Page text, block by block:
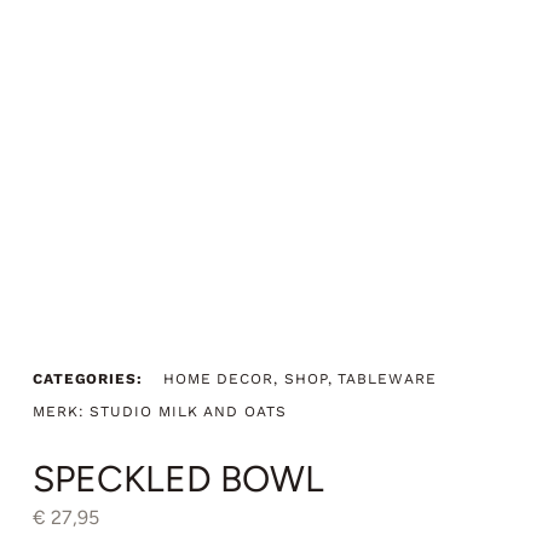
CATEGORIES: HOME DECOR, SHOP,TABLEWARE
MERK:STUDIO MILK AND OATS
SPECKLED BOWL
€ 27,95